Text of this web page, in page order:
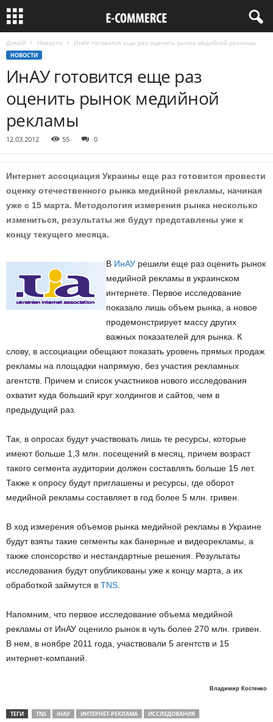
Домой Новости ИнАУ готовится еще раз оценить рынок медийной рекламы
НОВОСТИ
ИнАУ готовится еще раз
оценить рынок медийной
рекламы
12.03.2012 55 0
Интернет ассоциация Украины еще раз готовится провести
оценку отечественного рынка медийной рекламы, начиная
уже с 15 марта. Методология измерения рынка несколько
измениться, результаты же будут представлены уже к
концу текущего месяца.
В ИнАУ решили еще раз оценить рынок
медийной рекламы в украинском
интернете. Первое исследование
показало лишь объем рынка, а новое
продемонстрирует массу других
важных показателей для рынка. К
слову, в ассоциации обещают показать уровень прямых продаж
рекламы на площадки напрямую, без участия рекламных
агентств. Причем и список участников нового исследования
охватит куда больший круг холдингов и сайтов, чем в
предыдущий раз.
Так, в опросах будут участвовать лишь те ресурсы, которые
имеют больше 1,3 млн. посещений в месяц, причем возраст
такого сегмента аудитории должен составлять больше 15 лет.
Также к опросу будут приглашены и ресурсы, где оборот
медийной рекламы составляет в год более 5 млн. гривен.
В ход измерения объемов рынка медийной рекламы в Украине
будут взяты такие сегменты как банерные и видеорекламы, а
также спонсорство и нестандартные решения. Результаты
исследования будут опубликованы уже к концу марта, а их
обработкой займутся в TNS
Напомним, что первое исследование объема медийной
рекламы от ИнАУ оценило рынок в чуть более 270 млн. гривен.
В нем, в ноябре 2011 года, участвовали 5 агентств и 15
интернет-компаний.
Владимир Костенко
ТЕГИ TNS ІНАУ ИНТЕРНЕТ-РЕКЛАМА ИССЛЕДОВАНИЯ